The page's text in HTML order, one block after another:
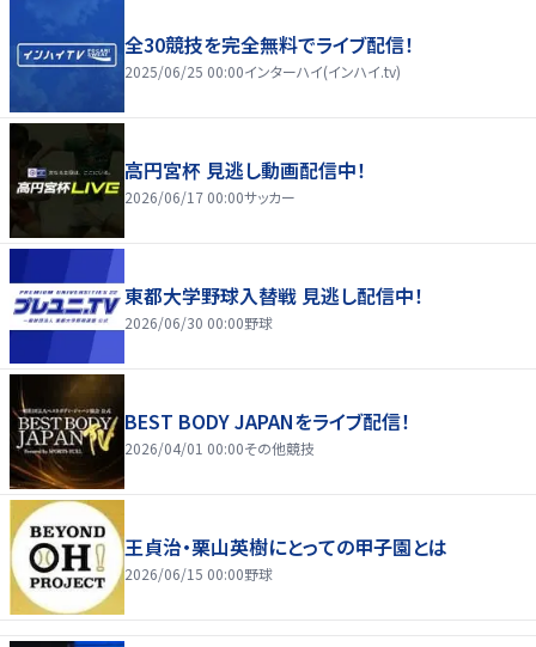
全30競技を完全無料でライブ配信！
2025/06/25 00:00インターハイ(インハイ.tv)
高円宮杯 見逃し動画配信中！
2026/06/17 00:00サッカー
東都大学野球入替戦 見逃し配信中！
2026/06/30 00:00野球
BEST BODY JAPANをライブ配信！
2026/04/01 00:00その他競技
王貞治・栗山英樹にとっての甲子園とは
2026/06/15 00:00野球